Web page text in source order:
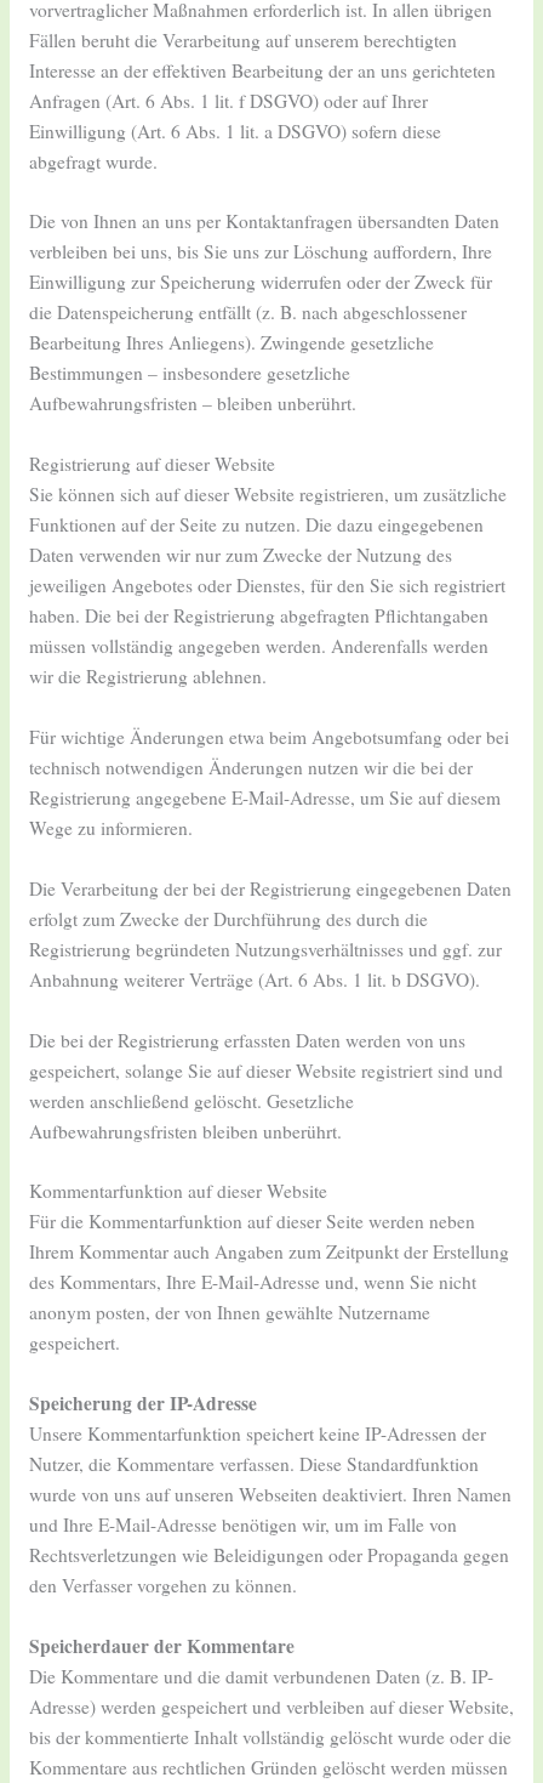
vorvertraglicher Maßnahmen erforderlich ist. In allen übrigen
Fällen beruht die Verarbeitung auf unserem berechtigten
Interesse an der effektiven Bearbeitung der an uns gerichteten
Anfragen (Art. 6 Abs. 1 lit. f DSGVO) oder auf Ihrer
Einwilligung (Art. 6 Abs. 1 lit. a DSGVO) sofern diese
abgefragt wurde.
Die von Ihnen an uns per Kontaktanfragen übersandten Daten
verbleiben bei uns, bis Sie uns zur Löschung auffordern, Ihre
Einwilligung zur Speicherung widerrufen oder der Zweck für
die Datenspeicherung entfällt (z. B. nach abgeschlossener
Bearbeitung Ihres Anliegens). Zwingende gesetzliche
Bestimmungen – insbesondere gesetzliche
Aufbewahrungsfristen – bleiben unberührt.
Registrierung auf dieser Website
Sie können sich auf dieser Website registrieren, um zusätzliche
Funktionen auf der Seite zu nutzen. Die dazu eingegebenen
Daten verwenden wir nur zum Zwecke der Nutzung des
jeweiligen Angebotes oder Dienstes, für den Sie sich registriert
haben. Die bei der Registrierung abgefragten Pflichtangaben
müssen vollständig angegeben werden. Anderenfalls werden
wir die Registrierung ablehnen.
Für wichtige Änderungen etwa beim Angebotsumfang oder bei
technisch notwendigen Änderungen nutzen wir die bei der
Registrierung angegebene E-Mail-Adresse, um Sie auf diesem
Wege zu informieren.
Die Verarbeitung der bei der Registrierung eingegebenen Daten
erfolgt zum Zwecke der Durchführung des durch die
Registrierung begründeten Nutzungsverhältnisses und ggf. zur
Anbahnung weiterer Verträge (Art. 6 Abs. 1 lit. b DSGVO).
Die bei der Registrierung erfassten Daten werden von uns
gespeichert, solange Sie auf dieser Website registriert sind und
werden anschließend gelöscht. Gesetzliche
Aufbewahrungsfristen bleiben unberührt.
Kommentarfunktion auf dieser Website
Für die Kommentarfunktion auf dieser Seite werden neben
Ihrem Kommentar auch Angaben zum Zeitpunkt der Erstellung
des Kommentars, Ihre E-Mail-Adresse und, wenn Sie nicht
anonym posten, der von Ihnen gewählte Nutzername
gespeichert.
Speicherung der IP-Adresse
Unsere Kommentarfunktion speichert keine IP-Adressen der
Nutzer, die Kommentare verfassen. Diese Standardfunktion
wurde von uns auf unseren Webseiten deaktiviert. Ihren Namen
und Ihre E-Mail-Adresse benötigen wir, um im Falle von
Rechtsverletzungen wie Beleidigungen oder Propaganda gegen
den Verfasser vorgehen zu können.
Speicherdauer der Kommentare
Die Kommentare und die damit verbundenen Daten (z. B. IP-
Adresse) werden gespeichert und verbleiben auf dieser Website,
bis der kommentierte Inhalt vollständig gelöscht wurde oder die
Kommentare aus rechtlichen Gründen gelöscht werden müssen